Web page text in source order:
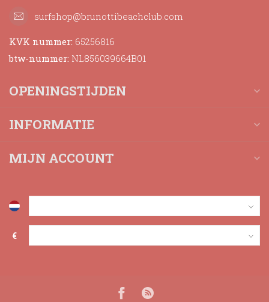
surfshop@brunottibeachclub.com
KVK nummer: 65256816
btw-nummer: NL856039664B01
OPENINGSTIJDEN
INFORMATIE
MIJN ACCOUNT
€